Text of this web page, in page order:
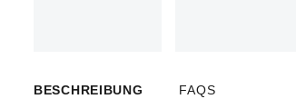
BESCHREIBUNG FAQS